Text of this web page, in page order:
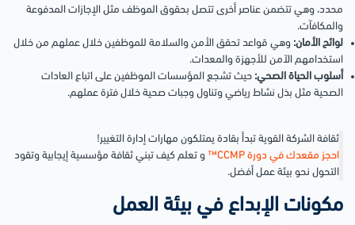
محدد، وهي تتضمن عناصر أخرى تتصل بحقوق الموظف مثل الإجازات المدفوعة
والمكافآت.
لوائح الأمان: وهي قواعد تحقق الأمن والسلامة للموظفين خلال عملهم من خلال
استخدامهم الآمن للأجهزة والمعدات.
أسلوب الحياة الصحي: حيث تشجع المؤسسات الموظفين على اتباع العادات
الصحية مثل بذل نشاط رياضي وتناول وجبات صحية خلال فترة عملهم.
ثقافة الشركة القوية تبدأ بقادة يمتلكون مهارات إدارة التغيير!
احجز مقعدك في دورة CCMP™
و تعلم كيف تبني ثقافة مؤسسية إيجابية وتقود
التحول نحو بيئة عمل أفضل.
مكونات الإبداع في بيئة العمل